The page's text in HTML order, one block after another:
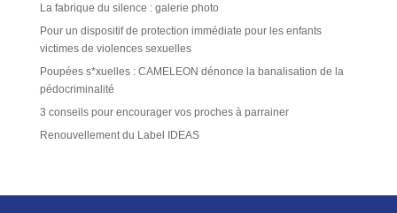
La fabrique du silence : galerie photo
Pour un dispositif de protection immédiate pour les enfants
victimes de violences sexuelles
Poupées s*xuelles : CAMELEON dénonce la banalisation de la
pédocriminalité
3 conseils pour encourager vos proches à parrainer
Renouvellement du Label IDEAS